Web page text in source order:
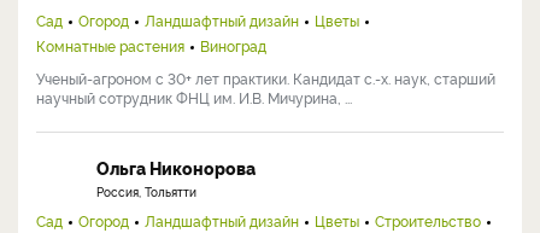
Сад Огород Ландшафтный дизайн
Цветы
Комнатные растения
Виноград
Ученый-агроном с 30+ лет практики. Кандидат с.-х. наук, старший
научный сотрудник ФНЦ им. И.В. Мичурина, ...
Ольга Никонорова
Россия, Тольятти
Сад Огород Ландшафтный дизайн Цветы
Строительство